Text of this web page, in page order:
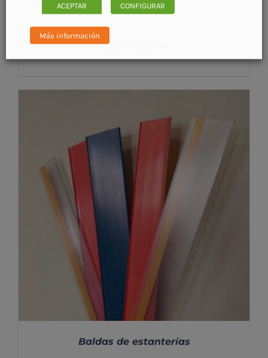
DETALLES
Separadores
Baldas de estanterías
ACEPTAR CONFIGURAR
Más información